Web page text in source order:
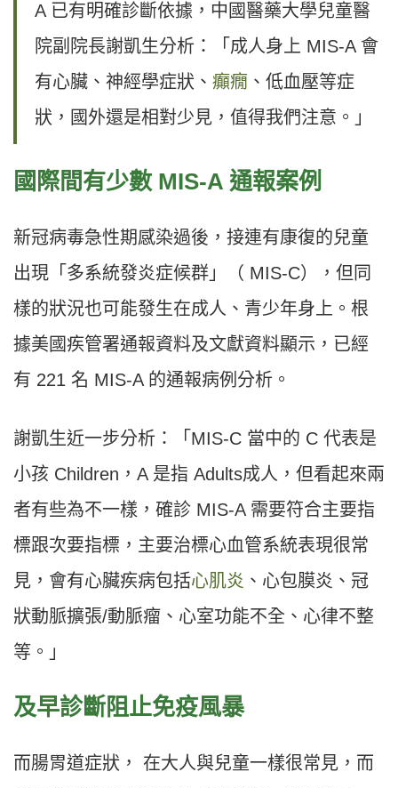
A 已有明確診斷依據，中國醫藥大學兒童醫
院副院長謝凱生分析：「成人身上 MIS-A 會
有心臟、神經學症狀、 癲癇 、低血壓等症
狀，國外還是相對少見，值得我們注意。」
國際間有少數 MIS-A 通報案例
新冠病毒急性期感染過後，接連有康復的兒童
出現「多系統發炎症候群」（ MIS-C），但同
樣的狀況也可能發生在成人、青少年身上。根
據美國疾管署通報資料及文獻資料顯示，已經
有 221 名 MIS-A 的通報病例分析。
謝凱生近一步分析：「MIS-C 當中的 C 代表是
小孩 Children，A 是指 Adults成人，但看起來兩
者有些為不一樣，確診 MIS-A 需要符合主要指
標跟次要指標，主要治標心血管系統表現很常
見，會有心臟疾病包括心肌炎 、心包膜炎、冠
狀動脈擴張/動脈瘤、心室功能不全、心律不整
等。」
及早診斷阻止免疫風暴
而腸胃道症狀， 在大人與兒童一樣很常見，而